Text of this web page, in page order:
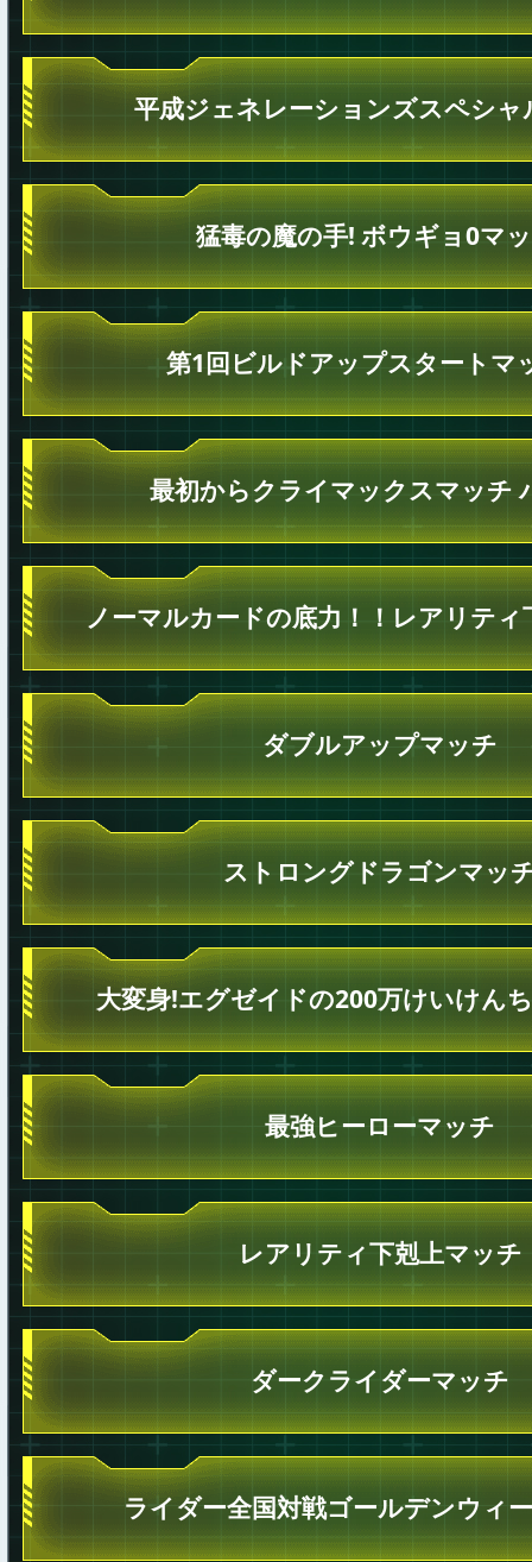
平成ジェネレーションズスペシャ
猛毒の魔の手! ボウギョ0マ
第1回ビルドアップスタートマ
最初からクライマックスマッチ
ノーマルカードの底力！！レアリティ
ダブルアップマッチ
ストロングドラゴンマッ
大変身!エグゼイドの200万けいけん
最強ヒーローマッチ
レアリティ下剋上マッチ
ダークライダーマッチ
ライダー全国対戦ゴールデンウィ